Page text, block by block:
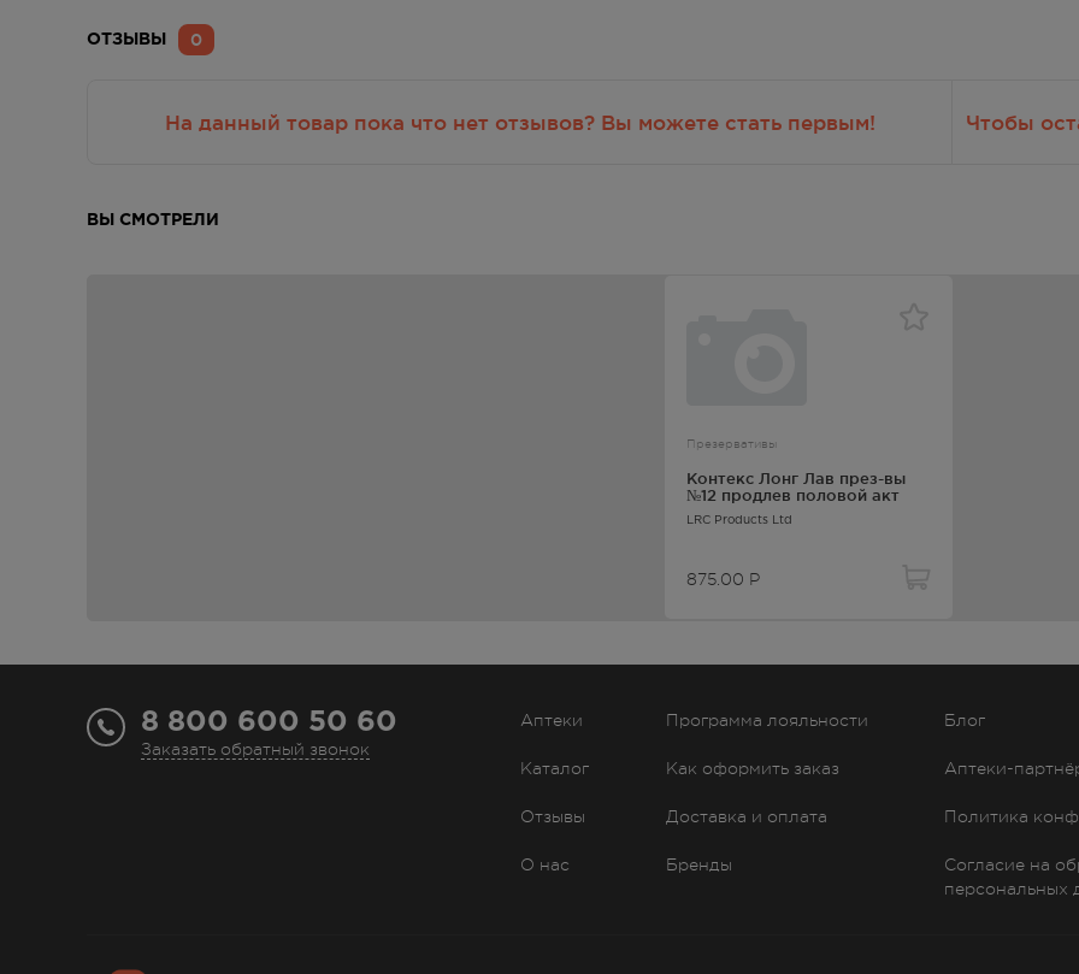
0
ОТЗЫВЫ
Чтобы
На данный товар пока что нет отзывов? Вы можете стать первым!
ВЫ СМОТРЕЛИ
Презервативы
Контекс Лонг Лав през-вы
№12 продлев половой акт
LRC Products Ltd
875.00 Р
8 800 600 50 60
Заказать обратный звонок
Аптеки
Каталог
Отзывы
О нас
Программа лояльности
Как оформить заказ
Доставка и оплата
Бренды
Блог
Аптеки-
Политика
Согласие на
персональных